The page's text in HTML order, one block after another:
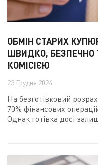
ОБМІН СТАРИХ
ШВИДКО, БЕЗПЕЧНО
КОМІСІЄЮ
23 Грудня 2024
На безготівковий
70% фінансових
Однак готівка досі